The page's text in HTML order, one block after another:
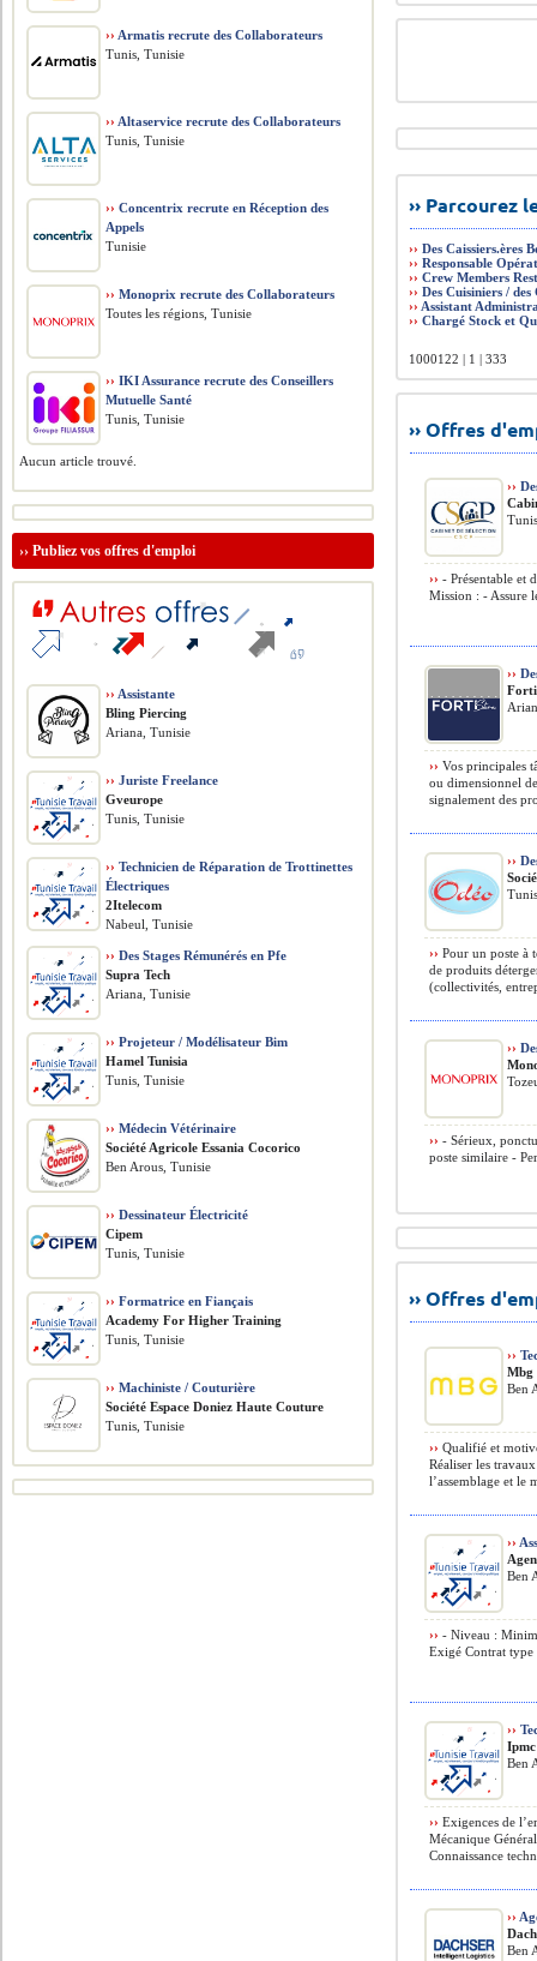
››
››Des Caissiers.ères
››Responsable
››Crew Members
››Des Cuisiniers / des
›› Assistant
››Chargé Stock et
1000122 | 1 | 333
›› Offres
››
›› - Présentable et
Mission : - Assure
››
›› Vos principales
ou dimensionnel
signalement des
››
›› Pour un poste à
de produits
(collectivités,
››
›› - Sérieux,
poste similaire -
›› Offres
››
Mbg
Ben
›› Qualifié et
Réaliser les
l’assemblage et le
››
Ben
›› - Niveau :
Exigé Contrat
››
Ipmc
Ben
›› Exigences de
Mécanique
Connaissance
››
Ben
›› Armatis recrute des Collaborateurs
Tunis, Tunisie
›› Altaservice recrute des Collaborateurs
Tunis, Tunisie
›› Concentrix recrute en Réception des
Appels
Tunisie
›› Monoprix recrute des Collaborateurs
Toutes les régions, Tunisie
›› IKI Assurance recrute des Conseillers
Mutuelle Santé
Tunis, Tunisie
Aucun article trouvé.
››Publiez vos offres d'emploi
›› Assistante
Bling Piercing
Ariana, Tunisie
›› Juriste Freelance
Gveurope
Tunis, Tunisie
›› Technicien de Réparation de Trottinettes
Électriques
2Itelecom
Nabeul, Tunisie
›› Des Stages Rémunérés en Pfe
Supra Tech
Ariana, Tunisie
›› Projeteur / Modélisateur Bim
Hamel Tunisia
Tunis, Tunisie
›› Médecin Vétérinaire
Société Agricole Essania Cocorico
Ben Arous, Tunisie
›› Dessinateur Électricité
Cipem
Tunis, Tunisie
›› Formatrice en Fiançais
Academy For Higher Training
Tunis, Tunisie
›› Machiniste / Couturière
Société Espace Doniez Haute Couture
Tunis, Tunisie